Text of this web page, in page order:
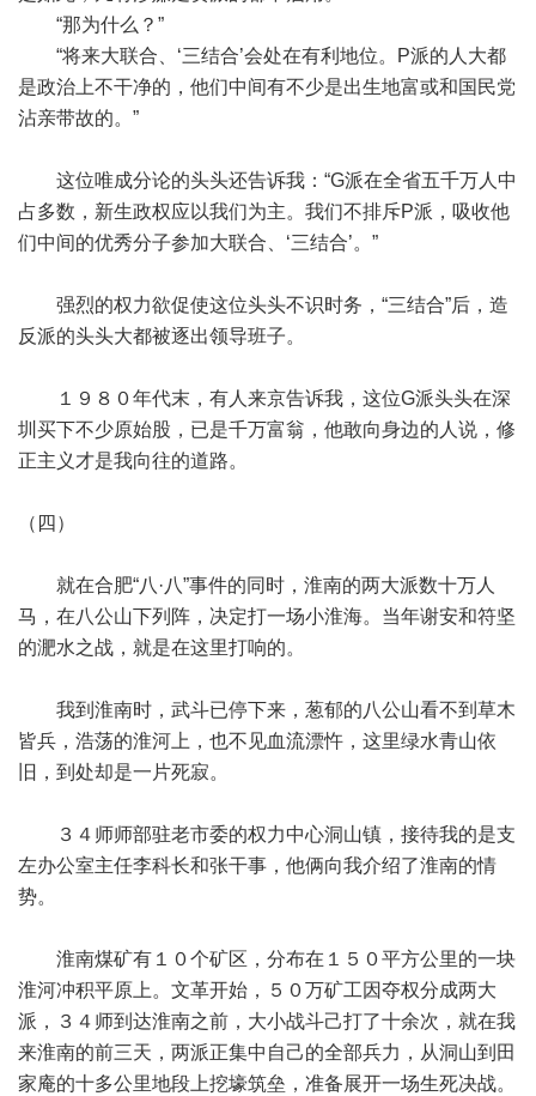
“那为什么？”
“将来大联合、‘三结合’会处在有利地位。P派的人大都
是政治上不干净的，他们中间有不少是出生地富或和国民党
沾亲带故的。”
这位唯成分论的头头还告诉我：“G派在全省五千万人中
占多数，新生政权应以我们为主。我们不排斥P派，吸收他
们中间的优秀分子参加大联合、‘三结合’。”
强烈的权力欲促使这位头头不识时务，“三结合”后，造
反派的头头大都被逐出领导班子。
１９８０年代末，有人来京告诉我，这位G派头头在深
圳买下不少原始股，已是千万富翁，他敢向身边的人说，修
正主义才是我向往的道路。
（四）
就在合肥“八·八”事件的同时，淮南的两大派数十万人
马，在八公山下列阵，决定打一场小淮海。当年谢安和符坚
的淝水之战，就是在这里打响的。
我到淮南时，武斗已停下来，葱郁的八公山看不到草木
皆兵，浩荡的淮河上，也不见血流漂忤，这里绿水青山依
旧，到处却是一片死寂。
３４师师部驻老市委的权力中心洞山镇，接待我的是支
左办公室主任李科长和张干事，他俩向我介绍了淮南的情
势。
淮南煤矿有１０个矿区，分布在１５０平方公里的一块
淮河冲积平原上。文革开始，５０万矿工因夺权分成两大
派，３４师到达淮南之前，大小战斗己打了十余次，就在我
来淮南的前三天，两派正集中自己的全部兵力，从洞山到田
家庵的十多公里地段上挖壕筑垒，准备展开一场生死决战。